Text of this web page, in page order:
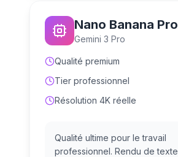
Nano Banana Pro
Gemini 3 Pro
Qualité premium
Tier professionnel
Résolution 4K réelle
Qualité ultime pour le travail
professionnel. Rendu de texte